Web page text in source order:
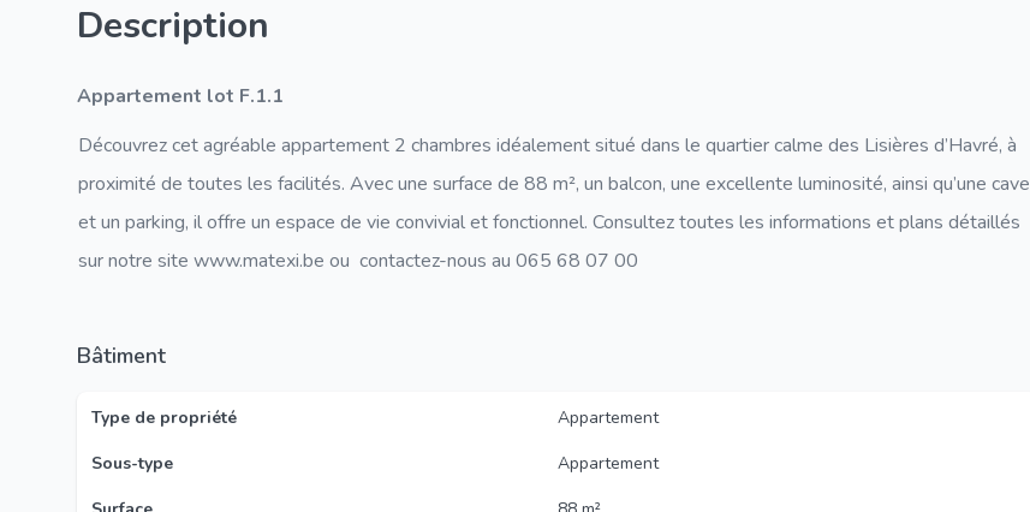
Description
Appartement lot F.1.1
Découvrez cet agréable appartement 2 chambres idéalement situé dans le quartier calme des Lisières d’Havré, à
proximité de toutes les facilités. Avec une surface de 88 m², un balcon, une excellente luminosité, ainsi qu’une cave
et un parking, il offre un espace de vie convivial et fonctionnel. Consultez toutes les informations et plans détaillés
sur notre site www.matexi.be ou contactez-nous au 065 68 07 00
Bâtiment
Type de propriété
Appartement
Sous-type
Appartement